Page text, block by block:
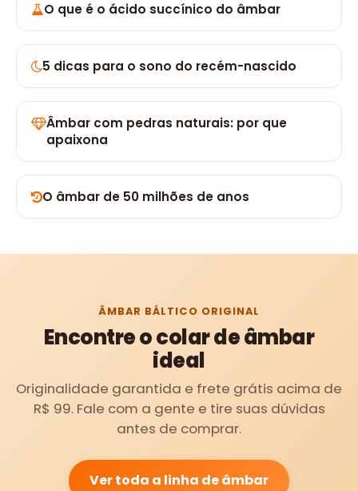
O que é o ácido succínico do âmbar
5 dicas para o sono do recém-nascido
Âmbar com pedras naturais: por que
apaixona
O âmbar de 50 milhões de anos
ÂMBAR BÁLTICO ORIGINAL
Encontre o colar de âmbar
ideal
Originalidade garantida e frete grátis acima de
R$ 99. Fale com a gente e tire suas dúvidas
antes de comprar.
Ver toda a linha de âmbar